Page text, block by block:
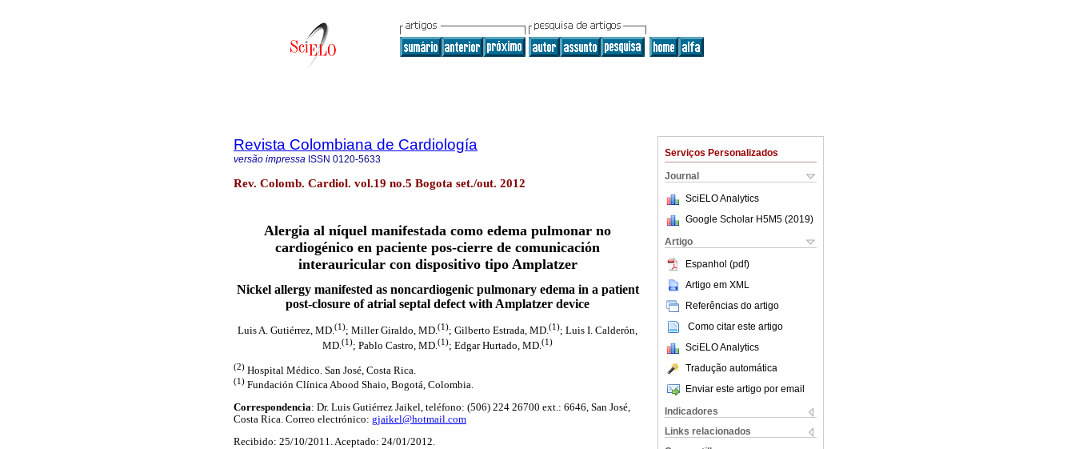
Serviços Personalizados
Journal
SciELO Analytics
Google Scholar H5M5 (2019)
Artigo
Espanhol (pdf)
Artigo em XML
Referências do artigo
Como citar este artigo
SciELO Analytics
Tradução automática
Enviar este artigo por email
Indicadores
Links relacionados
Revista Colombiana de Cardiología
versão impressa ISSN 0120-5633
Rev. Colomb. Cardiol. vol.19 no.5 Bogota set./out. 2012
Alergia al níquel manifestada como edema pulmonar no
cardiogénico en paciente pos-cierre de comunicación
interauricular con dispositivo tipo Amplatzer
Nickel allergy manifested as noncardiogenic pulmonary edema in a patient
post-closure of atrial septal defect with Amplatzer device
Luis A. Gutiérrez, MD.(1); Miller Giraldo, MD.(1); Gilberto Estrada, MD.(1); Luis I. Calderón,
MD.(1); Pablo Castro, MD.(1); Edgar Hurtado, MD.(1)
(2) Hospital Médico. San José, Costa Rica.
(1) Fundación Clínica Abood Shaio, Bogotá, Colombia.
Correspondencia: Dr. Luis Gutiérrez Jaikel, teléfono: (506) 224 26700 ext.: 6646, San José,
Costa Rica. Correo electrónico: gjaikel@hotmail.com
Recibido: 25/10/2011. Aceptado: 24/01/2012.